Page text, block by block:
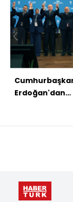
Erdoğan'dan